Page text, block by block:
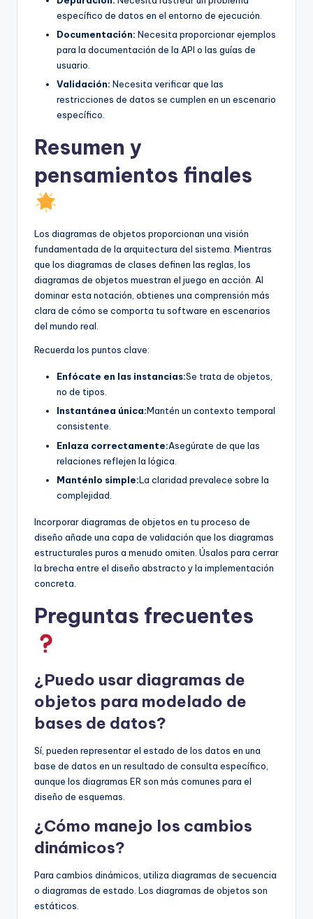
específico de datos en el entorno de ejecución.
Documentación: Necesita proporcionar ejemplos
para la documentación de la API o las guías de
usuario.
Validación: Necesita verificar que las
restricciones de datos se cumplen en un escenario
específico.
Resumen y
pensamientos finales
Los diagramas de objetos proporcionan una visión
fundamentada de la arquitectura del sistema. Mientras
que los diagramas de clases definen las reglas, los
diagramas de objetos muestran el juego en acción. Al
dominar esta notación, obtienes una comprensión más
clara de cómo se comporta tu software en escenarios
del mundo real.
Recuerda los puntos clave:
Enfócate en las instancias:Se trata de objetos,
no de tipos.
Instantánea única:Mantén un contexto temporal
consistente.
Enlaza correctamente:Asegúrate de que las
relaciones reflejen la lógica.
Manténlo simple:La claridad prevalece sobre la
complejidad.
Incorporar diagramas de objetos en tu proceso de
diseño añade una capa de validación que los diagramas
estructurales puros a menudo omiten. Úsalos para cerrar
la brecha entre el diseño abstracto y la implementación
concreta.
Preguntas frecuentes
¿Puedo usar diagramas de
objetos para modelado de
bases de datos?
Sí, pueden representar el estado de los datos en una
base de datos en un resultado de consulta específico,
aunque los diagramas ER son más comunes para el
diseño de esquemas.
¿Cómo manejo los cambios
dinámicos?
Para cambios dinámicos, utiliza diagramas de secuencia
o diagramas de estado. Los diagramas de objetos son
estáticos.